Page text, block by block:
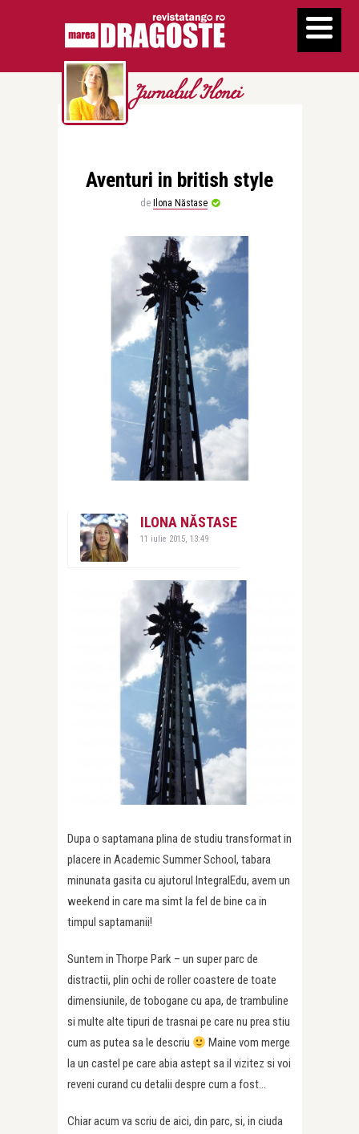
Jurnalul Ilonei
Aventuri in british style
de Ilona Năstase
ILONA NĂSTASE
11 iulie 2015, 13:49
Dupa o saptamana plina de studiu transformat in
placere in Academic Summer School, tabara
minunata gasita cu ajutorul IntegralEdu, avem un
weekend in care ma simt la fel de bine ca in
timpul saptamanii!
Suntem in Thorpe Park – un super parc de
distractii, plin ochi de roller coastere de toate
dimensiunile, de tobogane cu apa, de trambuline
si multe alte tipuri de trasnai pe care nu prea stiu
cum as putea sa le descriu
Maine vom merge
la un castel pe care abia astept sa il vizitez si voi
reveni curand cu detalii despre cum a fost…
Chiar acum va scriu de aici, din parc, si, in ciuda